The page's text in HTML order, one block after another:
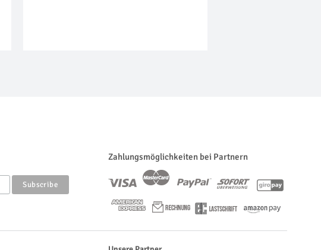
Zahlungsmöglichkeiten bei Partnern